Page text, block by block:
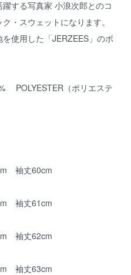
する写真家 小浪次郎とのコ
・スウェットになります。
使用した「JERZEES」のボ
POLYESTER（ポリエステ
袖丈60cm
袖丈61cm
袖丈62cm
袖丈63cm